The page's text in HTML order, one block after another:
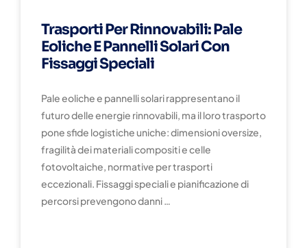
Trasporti Per Rinnovabili: Pale
Eoliche E Pannelli Solari Con
Fissaggi Speciali
Pale eoliche e pannelli solari rappresentano il
futuro delle energie rinnovabili, ma il loro trasporto
pone sfide logistiche uniche: dimensioni oversize,
fragilità dei materiali compositi e celle
fotovoltaiche, normative per trasporti
eccezionali. Fissaggi speciali e pianificazione di
percorsi prevengono danni …